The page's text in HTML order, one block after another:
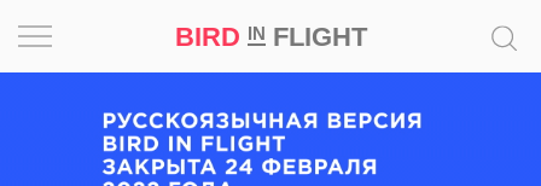
BIRD INFLIGHT